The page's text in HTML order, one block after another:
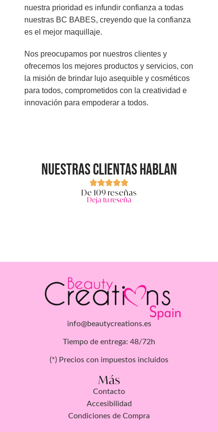
nuestra prioridad es infundir confianza a todas
nuestras BC BABES, creyendo que la confianza
es el mejor maquillaje.
Nos preocupamos por nuestros clientes y
ofrecemos los mejores productos y servicios, con
la misión de brindar lujo asequible y cosméticos
para todos, comprometidos con la creatividad e
innovación para empoderar a todos.
Nuestras clientas hablan
De 109 reseñas
Deja tu reseña
info@beautycreations.es
Tiempo de entrega: 48/72h
(*) Precios con impuestos incluidos
Más
Contacto
Accesibilidad
Condiciones de Compra